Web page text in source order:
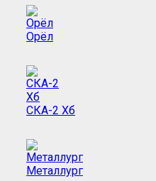
Орёл
СКА-2 Хб
Металлург